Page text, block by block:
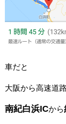
車だと
大阪から高速道
南紀白浜ICから